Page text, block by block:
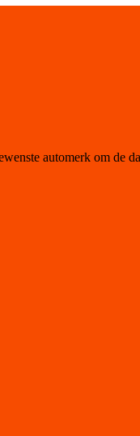
automerk om de